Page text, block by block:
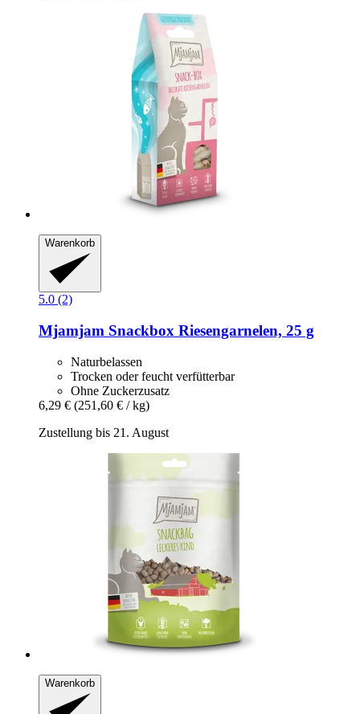
Warenkorb
5.0 (2)
Mjamjam Snackbox Riesengarnelen, 25 g
Naturbelassen
Trocken oder feucht verfütterbar
Ohne Zuckerzusatz
6,29 € (251,60 € / kg)
Zustellung bis 21. August
Warenkorb